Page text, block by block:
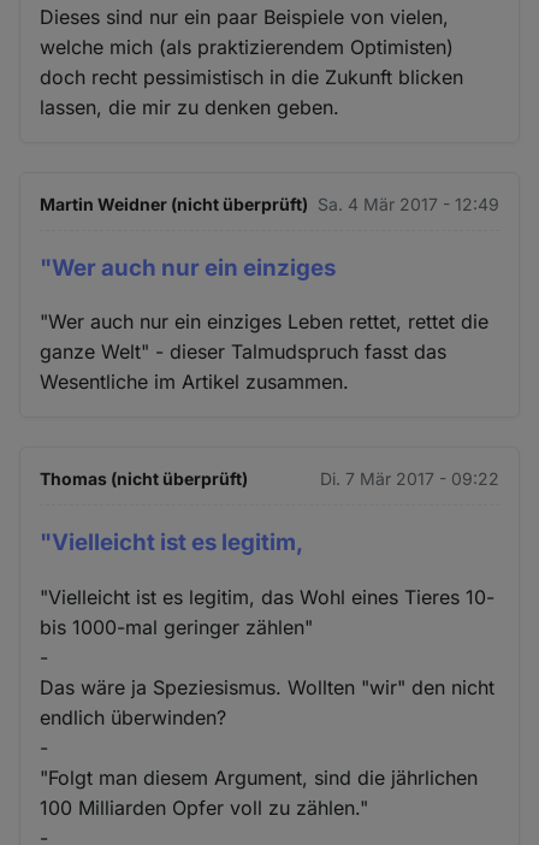
Dieses sind nur ein paar Beispiele von vielen,
welche mich (als praktizierendem Optimisten)
doch recht pessimistisch in die Zukunft blicken
lassen, die mir zu denken geben.
Martin Weidner (nicht überprüft) Sa. 4 Mär 2017 - 12:49
"Wer auch nur ein einziges
"Wer auch nur ein einziges Leben rettet, rettet die
ganze Welt" - dieser Talmudspruch fasst das
Wesentliche im Artikel zusammen.
Thomas (nicht überprüft) Di. 7 Mär 2017 - 09:22
"Vielleicht ist es legitim,
"Vielleicht ist es legitim, das Wohl eines Tieres 10-
bis 1000-mal geringer zählen"
-
Das wäre ja Speziesismus. Wollten "wir" den nicht
endlich überwinden?
-
"Folgt man diesem Argument, sind die jährlichen
100 Milliarden Opfer voll zu zählen."
-